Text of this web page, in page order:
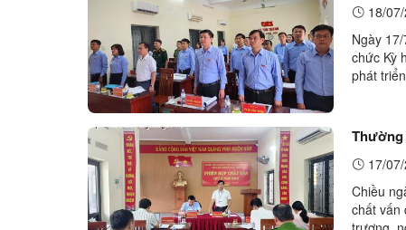
18/
Ngày
chức Kỳ
phát
Thường
17/
Chiều
chất vấn